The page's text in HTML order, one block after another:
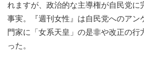
れますが、政治的な主導権が自民党に
事実。『週刊女性』は自民党へのアン
門家に「女系天皇」の是非や改正の行
った。